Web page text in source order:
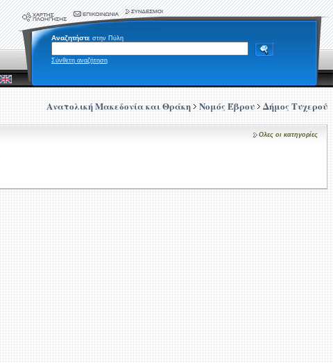
Αναζητήστε στην Πύλη
Σύνθετη αναζήτηση
Ανατολική Μακεδονία και Θράκη Νομός Έβρου Δήμος Τυχερού
Ολες οι κατηγορίες